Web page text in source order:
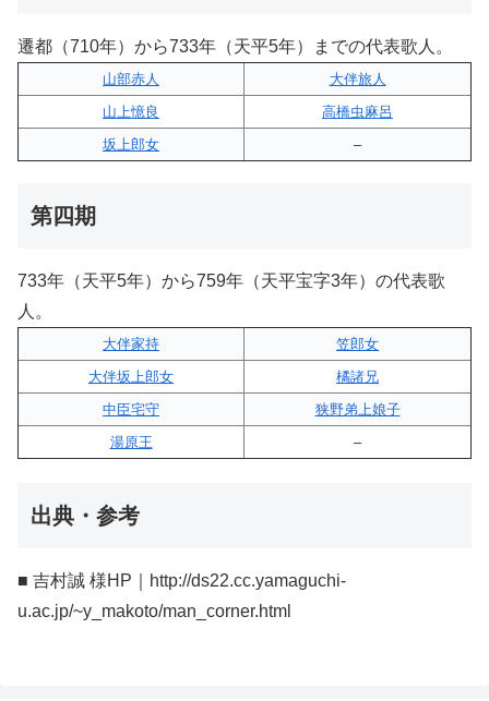
遷都（710年）から733年（天平5年）までの代表歌人。
山部赤人
大伴旅人
山上憶良
高橋虫麻呂
坂上郎女
–
第四期
733年（天平5年）から759年（天平宝字3年）の代表歌
人。
大伴家持
笠郎女
大伴坂上郎女
橘諸兄
中臣宅守
狭野弟上娘子
湯原王
–
出典・参考
■ 吉村誠 様HP｜http://ds22.cc.yamaguchi-
u.ac.jp/~y_makoto/man_corner.html